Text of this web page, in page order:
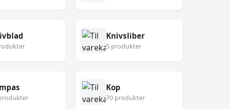
Knivsliber
5 produkter
Kop
70 produkter